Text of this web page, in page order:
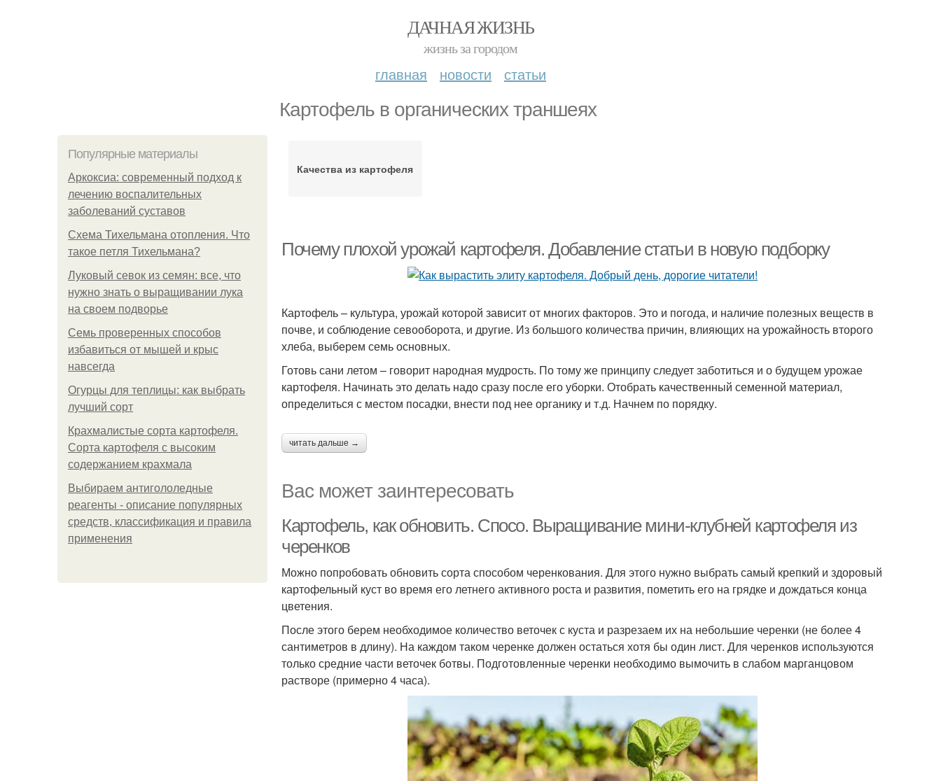
ДАЧНАЯ ЖИЗНЬ
жизнь за городом
главная новости статьи
Картофель в органических траншеях
Популярные материалы
Аркоксиа: современный подход к
лечению воспалительных
заболеваний суставов
Схема Тихельмана отопления. Что
такое петля Тихельмана?
Луковый севок из семян: все, что
нужно знать о выращивании лука
на своем подворье
Семь проверенных способов
избавиться от мышей и крыс
навсегда
Огурцы для теплицы: как выбрать
лучший сорт
Крахмалистые сорта картофеля.
Сорта картофеля с высоким
содержанием крахмала
Выбираем антигололедные
реагенты - описание популярных
средств, классификация и правила
применения
Качества из картофеля
Почему плохой урожай картофеля. Добавление статьи в новую подборку
Картофель – культура, урожай которой зависит от многих факторов. Это и погода, и наличие полезных веществ в
почве, и соблюдение севооборота, и другие. Из большого количества причин, влияющих на урожайность второго
хлеба, выберем семь основных.
Готовь сани летом – говорит народная мудрость. По тому же принципу следует заботиться и о будущем урожае
картофеля. Начинать это делать надо сразу после его уборки. Отобрать качественный семенной материал,
определиться с местом посадки, внести под нее органику и т.д. Начнем по порядку.
читать дальше →
Вас может заинтересовать
Картофель, как обновить. Спосо. Выращивание мини-клубней картофеля из
черенков
Можно попробовать обновить сорта способом черенкования. Для этого нужно выбрать самый крепкий и здоровый
картофельный куст во время его летнего активного роста и развития, пометить его на грядке и дождаться конца
цветения.
После этого берем необходимое количество веточек с куста и разрезаем их на небольшие черенки (не более 4
сантиметров в длину). На каждом таком черенке должен остаться хотя бы один лист. Для черенков используются
только средние части веточек ботвы. Подготовленные черенки необходимо вымочить в слабом марганцовом
растворе (примерно 4 часа).